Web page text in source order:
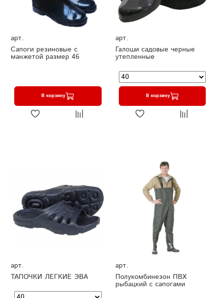
арт.
Сапоги резиновые с
манжетой размер 46
В корзину
арт.
Галоши садовые черные
утепленные
В корзину
арт.
ТАПОЧКИ ЛЕГКИЕ ЭВА
арт.
Полукомбинезон ПВХ
рыбацкий с сапогами